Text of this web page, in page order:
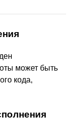
может быть
кода,